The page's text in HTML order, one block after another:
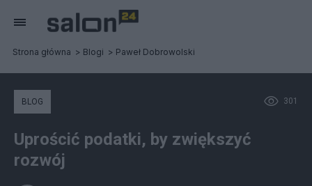
Strona główna Blogi Paweł Dobrowolski
301
BLOG
Uprościć podatki, by zwiększyć
rozwój